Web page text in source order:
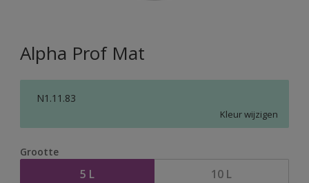
Alpha Prof Mat
N1.11.83
Kleur wijzigen
Grootte
5 L 10 L